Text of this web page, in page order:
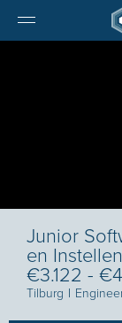
Junior
en
€3.122 -
Tilburg I